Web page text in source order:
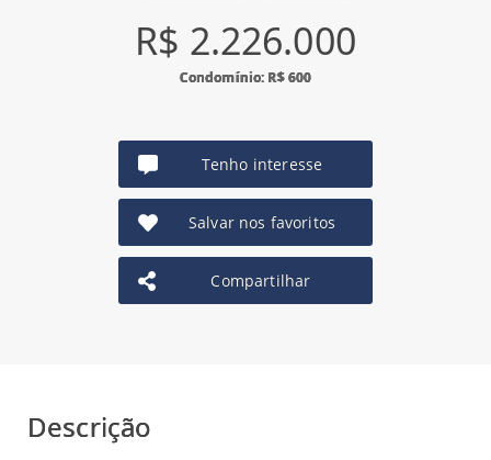
R$ 2.226.000
Condomínio: R$ 600
Tenho interesse
Salvar nos favoritos
Compartilhar
Descrição